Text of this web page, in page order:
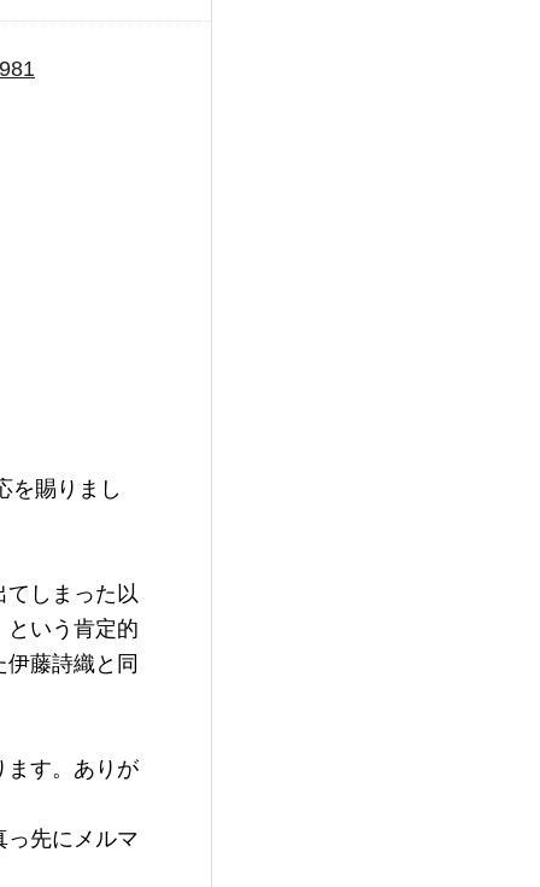
を賜りまし
しまった以
という肯定的
藤詩織と同
す。ありが
先にメルマ